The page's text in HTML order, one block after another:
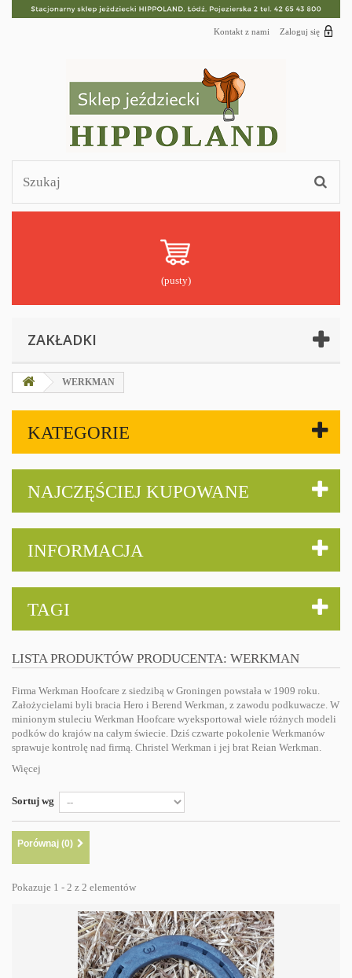
Zaloguj się
Kontakt z nami
(pusty)
ZAKŁADKI
WERKMAN
KATEGORIE
NAJCZĘŚCIEJ KUPOWANE
INFORMACJA
TAGI
LISTA PRODUKTÓW PRODUCENTA: WERKMAN
Firma Werkman Hoofcare z siedzibą w Groningen powstała w 1909 roku.
Założycielami byli bracia Hero i Berend Werkman, z zawodu podkuwacze. W
minionym stuleciu Werkman Hoofcare wyeksportował wiele różnych modeli
podków do krajów na całym świecie. Dziś czwarte pokolenie Werkmanów
sprawuje kontrolę nad firmą. Christel Werkman i jej brat Reian Werkman.
Więcej
Sortuj wg
Porównaj (0)
Pokazuje 1 - 2 z 2 elementów